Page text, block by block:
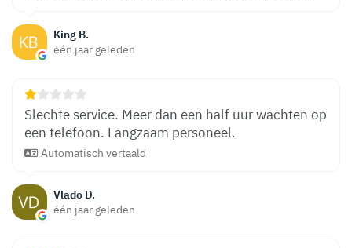
King B.
één jaar geleden
Vlado D.
één jaar geleden
Slechte service. Meer dan een half uur wachten op
een telefoon. Langzaam personeel.
Automatisch vertaald